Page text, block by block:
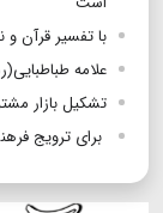
با تفسیر قرآن
علامه
تشکیل بازار
برای ترویج